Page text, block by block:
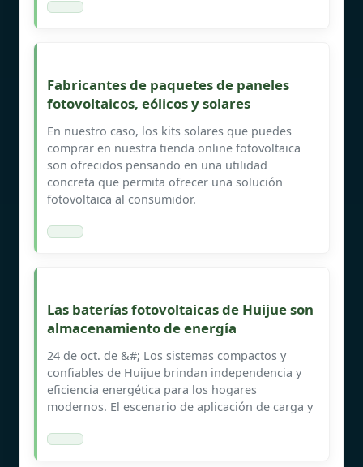
Fabricantes de paquetes de paneles
fotovoltaicos, eólicos y solares
En nuestro caso, los kits solares que puedes
comprar en nuestra tienda online fotovoltaica
son ofrecidos pensando en una utilidad
concreta que permita ofrecer una solución
fotovoltaica al consumidor.
Las baterías fotovoltaicas de Huijue son
almacenamiento de energía
24 de oct. de &#; Los sistemas compactos y
confiables de Huijue brindan independencia y
eficiencia energética para los hogares
modernos. El escenario de aplicación de carga y